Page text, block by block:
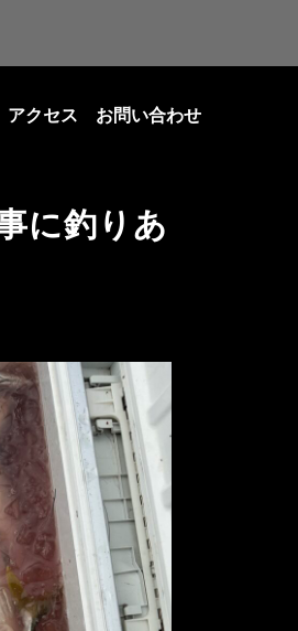
アクセス お問い合わせ
に釣りあ